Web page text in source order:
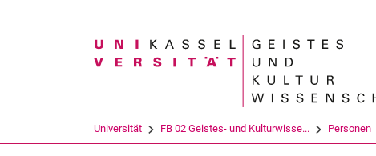
Suchbegriff
Universität FB 02 Geistes- und Kulturwisse... Personen